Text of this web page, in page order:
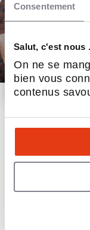
Consentement
Salut, c'est nous
On ne se
bien vous
contenus
Gardenz
2